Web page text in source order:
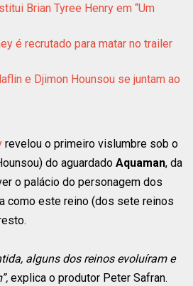
Brian Tyree Henry em “Um
é recrutado para matar no trailer
e Djimon Hounsou se juntam ao
revelou o primeiro vislumbre sob o
do aguardadoAquaman, da
o palácio do personagem dos
como este reino (dos sete reinos
alguns dos reinos evoluíram e
explica o produtor Peter Safran.